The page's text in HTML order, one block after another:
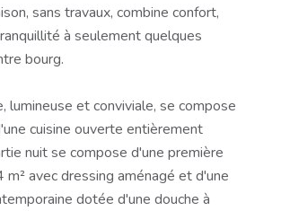
sans travaux, combine confort,
à seulement quelques
bourg.
lumineuse et conviviale, se compose
cuisine ouverte entièrement
nuit se compose d'une première
m² avec dressing aménagé et d'une
dotée d'une douche à